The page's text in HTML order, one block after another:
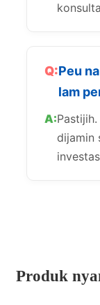
Peu
lam
dijamin
Produk